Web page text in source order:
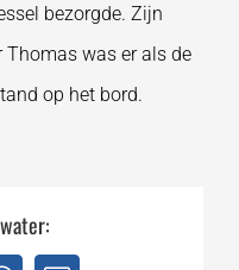
bezorgde. Zijn
Thomas was er als de
op het bord.